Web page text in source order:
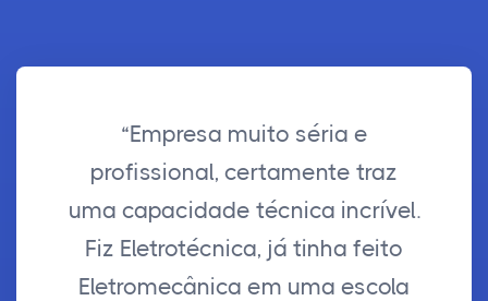
“Empresa muito séria e
profissional, certamente traz
uma capacidade técnica incrível.
Fiz Eletrotécnica, já tinha feito
Eletromecânica em uma escola